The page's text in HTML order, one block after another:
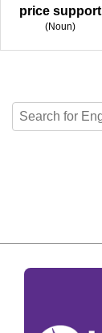
price support
(Noun)